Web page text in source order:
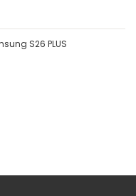
S26 PLUS